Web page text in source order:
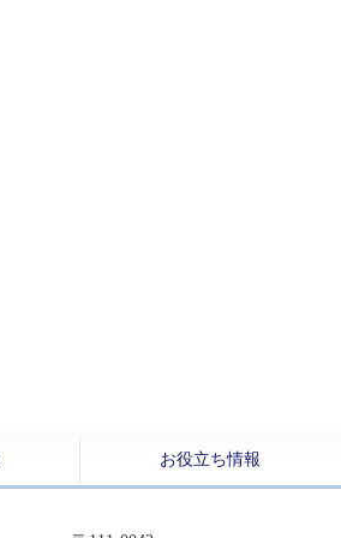
お役立ち情報